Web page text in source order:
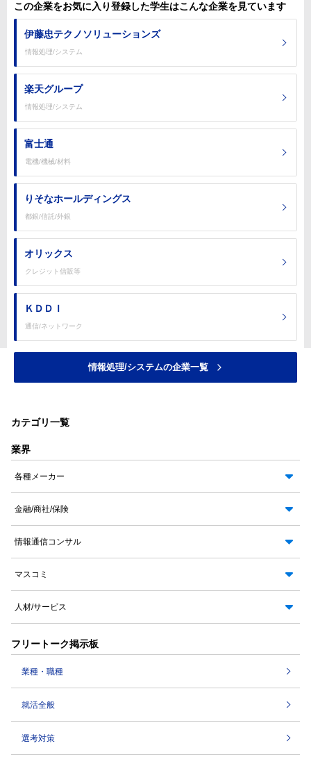
この企業をお気に入り登録した学生はこんな企業を見ています
伊藤忠テクノソリューションズ
情報処理/システム
楽天グループ
情報処理/システム
富士通
電機/機械/材料
りそなホールディングス
都銀/信託/外銀
オリックス
クレジット信販等
ＫＤＤＩ
通信/ネットワーク
情報処理/システムの企業一覧
カテゴリ一覧
業界
各種メーカー
金融/商社/保険
情報通信コンサル
マスコミ
人材/サービス
フリートーク掲示板
業種・職種
就活全般
選考対策